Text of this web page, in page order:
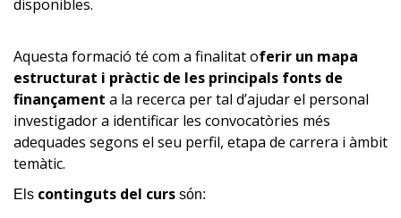
disponibles.
Aquesta formació té com a finalitat oferir un mapa
estructurat i pràctic de les principals fonts de
finançament a la recerca per tal d’ajudar el personal
investigador a identificar les convocatòries més
adequades segons el seu perfil, etapa de carrera i àmbit
temàtic.
Els continguts del curs són: